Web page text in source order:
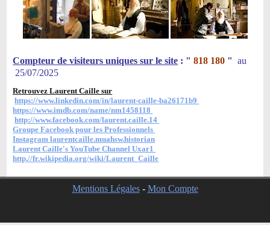
Compteur de visiteurs uniques sur le site : " 818 180 "au
25/07/2025
Retrouvez Laurent Caille sur
https://www.linkedin.com/in/laurent-caille-ba26171b9
https://www.imdb.com/name/nm1458118
http://www.facebook.com/laurent.caille.14
Groupe Facebook pour les Professionnels
Instagram laurentcaille.muahsw.historian
Laurent Caille's YouTube Channel Uxar1
http.//fr.wikipedia.org/wiki/Laurent_Caille
Mentions Légales Mon Compte